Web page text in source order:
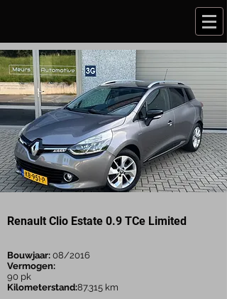
Renault Clio Estate 0.9 TCe Limited
Bouwjaar: 08/2016
Vermogen:
90 pk
Kilometerstand:87.315 km